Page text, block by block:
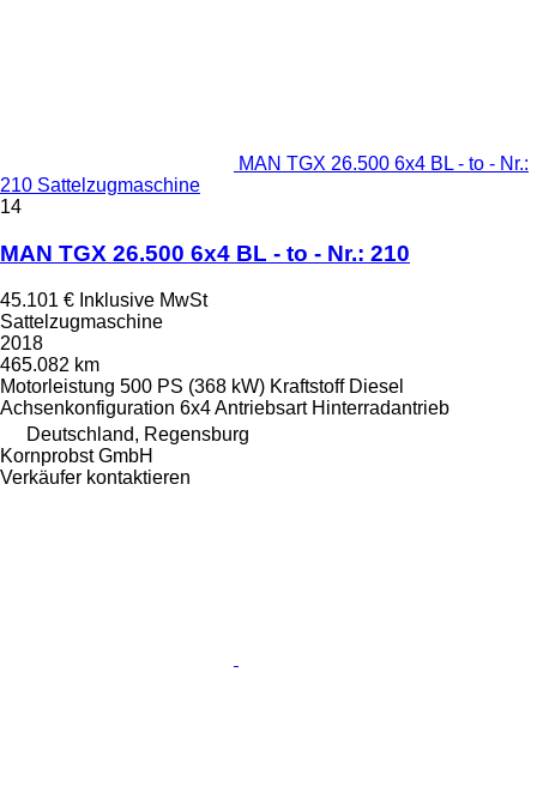
MAN TGX 26.500 6x4 BL - to - Nr.:
210 Sattelzugmaschine
14
MAN TGX 26.500 6x4 BL - to - Nr.: 210
45.101 € Inklusive MwSt
Sattelzugmaschine
2018
465.082 km
Motorleistung 500 PS (368 kW) Kraftstoff Diesel
Achsenkonfiguration 6x4Antriebsart Hinterradantrieb
Deutschland, Regensburg
Kornprobst GmbH
Verkäufer kontaktieren